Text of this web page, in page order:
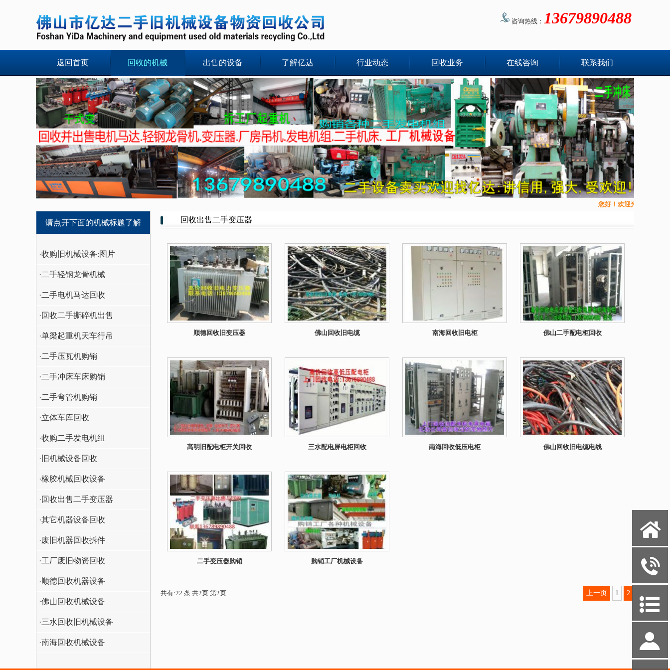
咨询热线： 13679890488
返回首页 回收的机械 出售的设备 了解亿达 行业动态 回收业务 在线咨询 联系我们
您好！欢迎光临二手机
请点开下面的机械标题了解
·收购旧机械设备:图片
·二手轻钢龙骨机械
·二手电机马达回收
·回收二手撕碎机出售
·单梁起重机天车行吊
·二手压瓦机购销
·二手冲床车床购销
·二手弯管机购销
·立体车库回收
·收购二手发电机组
·旧机械设备回收
·橡胶机械回收设备
·回收出售二手变压器
·其它机器设备回收
·废旧机器回收拆件
·工厂废旧物资回收
·顺德回收机器设备
·佛山回收机械设备
·三水回收旧机械设备
·南海回收机械设备
回收出售二手变压器
顺德回收旧变压器 佛山回收旧电缆 南海回收旧电柜 佛山二手配电柜回收
高明旧配电柜开关回收 三水配电屏电柜回收 南海回收低压电柜 佛山回收旧电缆电线
二手变压器购销 购销工厂机械设备
共有:22 条 共2页 第2页 上一页 1 2
X
y
P
S